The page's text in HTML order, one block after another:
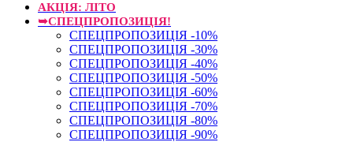
АКЦІЯ: ЛІТО
➥СПЕЦПРОПОЗИЦІЯ!
СПЕЦПРОПОЗИЦІЯ -10%
СПЕЦПРОПОЗИЦІЯ -30%
СПЕЦПРОПОЗИЦІЯ -40%
СПЕЦПРОПОЗИЦІЯ -50%
СПЕЦПРОПОЗИЦІЯ -60%
СПЕЦПРОПОЗИЦІЯ -70%
СПЕЦПРОПОЗИЦІЯ -80%
СПЕЦПРОПОЗИЦІЯ -90%